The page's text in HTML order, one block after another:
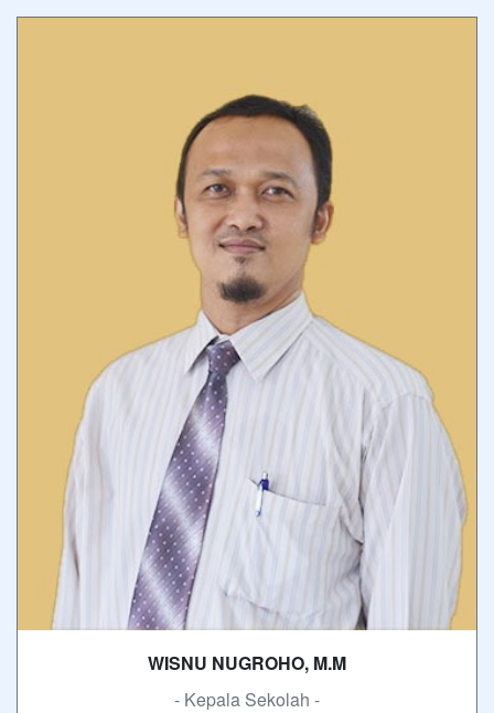
WISNU NUGROHO, M.M
- Kepala Sekolah -